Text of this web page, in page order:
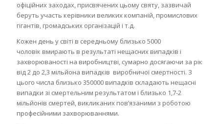
офіційних заходах, присвячених цьому святу, зазвичай
беруть участь керівники великих компаній, промислових
гігантів, громадських організацій і т.д.
Кожен день у світі в середньому близько 5000
чоловік вмирають в результаті нещасних випадків і
захворюваності на виробництві, сумарно досягаючи за рік
від 2 до 2,3 мільйона випадків виробничої смертності. З
цього числа близько 350000 випадків складають нещасні
випадки зі смертельним результатом і близько 1,7-2
мільйонів смертей, викликаних пов’язаними з роботою
професійними захворюваннями.